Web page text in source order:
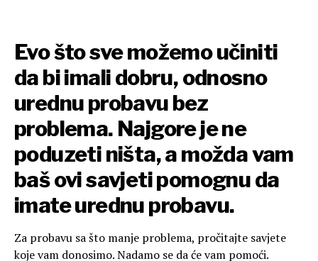
Evo što sve možemo učiniti
da bi imali dobru, odnosno
urednu probavu bez
problema. Najgore je ne
poduzeti ništa, a možda vam
baš ovi savjeti pomognu da
imate urednu probavu.
Za probavu sa što manje problema, pročitajte savjete
koje vam donosimo. Nadamo se da će vam pomoći.